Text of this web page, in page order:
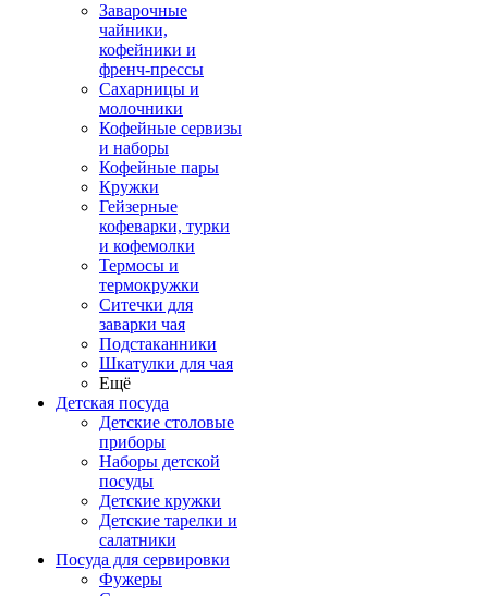
Заварочные
чайники,
кофейники и
френч-прессы
Сахарницы и
молочники
Кофейные сервизы
и наборы
Кофейные пары
Кружки
Гейзерные
кофеварки, турки
и кофемолки
Термосы и
термокружки
Ситечки для
заварки чая
Подстаканники
Шкатулки для чая
Ещё
Детская посуда
Детские столовые
приборы
Наборы детской
посуды
Детские кружки
Детские тарелки и
салатники
Посуда для сервировки
Фужеры